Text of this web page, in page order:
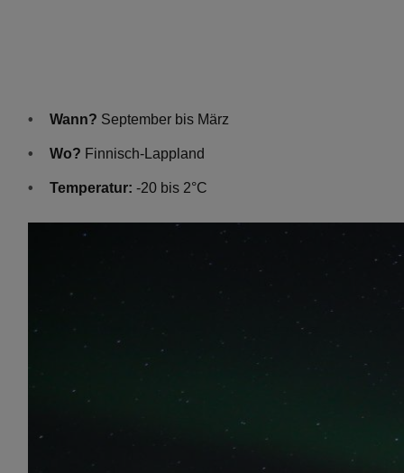
Wann? September bis März
Wo? Finnisch-Lappland
Temperatur: -20 bis 2°C